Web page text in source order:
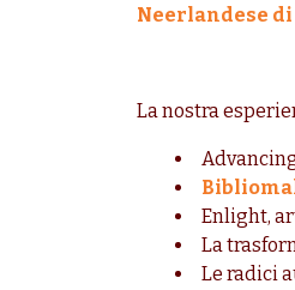
Neerlandese di
La nostra
Enlight,
La
Le radici